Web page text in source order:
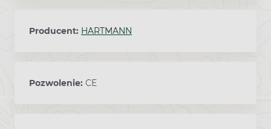
Producent: HARTMANN
Pozwolenie: CE